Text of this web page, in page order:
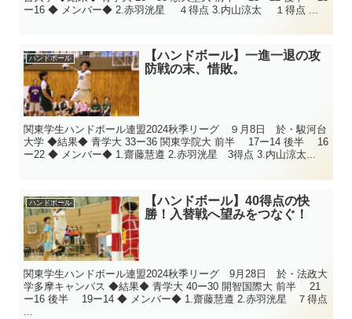
ー16 ◆ メンバー◆ 2.赤羽洸星 ４得点 3.内山涼太 １得点 ...
ハンドボール
【ハンドボール】一進一退の攻
防戦の末、惜敗。
関東学生ハンドボール連盟2024秋季リーグ ９月8日 於・駿河台
大学 ◆結果◆ 青学大 33ー36 関東学院大 前半 17ー14 後半 16
ー22 ◆ メンバー◆ 1.齋藤慧遵 2.赤羽洸星 3得点 3.内山涼太...
ハンドボール
【ハンドボール】40得点の快
勝！入替戦へ望みをつなぐ！
関東学生ハンドボール連盟2024秋季リーグ 9月28日 於・法政大
学多摩キャンパス ◆結果◆ 青学大 40ー30 開智国際大 前半 21
ー16 後半 19ー14 ◆ メンバー◆ 1.齋藤慧遵 2.赤羽洸星 ７得点
...